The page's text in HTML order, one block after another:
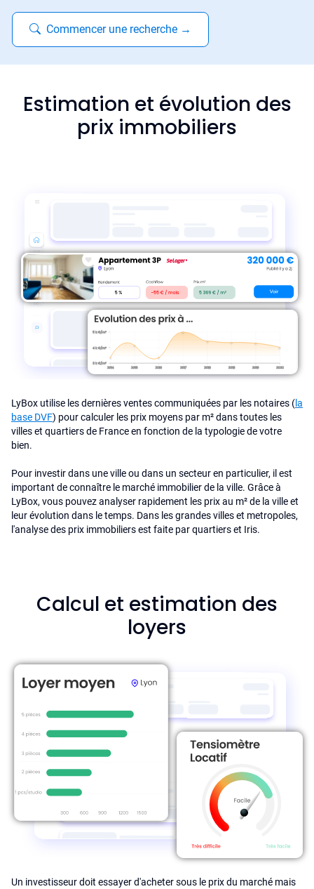
Commencer une recherche →
Estimation et évolution des
prix immobiliers
LyBox utilise les dernières ventes communiquées par les notaires (la
base DVF) pour calculer les prix moyens par m² dans toutes les
villes et quartiers de France en fonction de la typologie de votre
bien.
Pour investir dans une ville ou dans un secteur en particulier, il est
important de connaître le marché immobilier de la ville. Grâce à
LyBox, vous pouvez analyser rapidement les prix au m² de la ville et
leur évolution dans le temps. Dans les grandes villes et metropoles,
l'analyse des prix immobiliers est faite par quartiers et Iris.
Calcul et estimation des
loyers
Un investisseur doit essayer d'acheter sous le prix du marché mais